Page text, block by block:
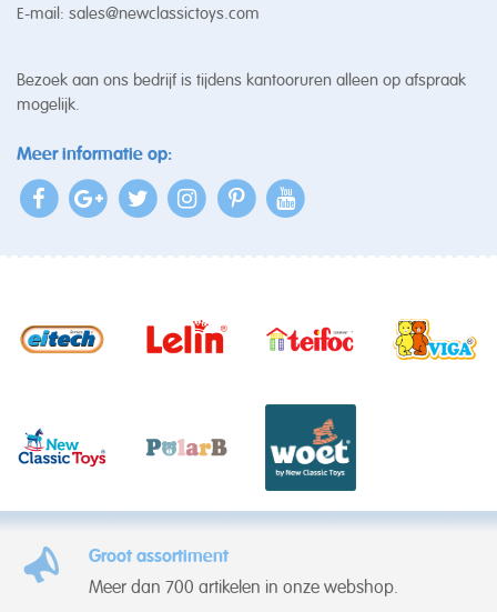
E-mail: sales@newclassictoys.com
Bezoek aan ons bedrijf is tijdens kantooruren alleen op afspraak
mogelijk.
Meer informatie op:
Groot assortiment
Meer dan 700 artikelen in onze webshop.